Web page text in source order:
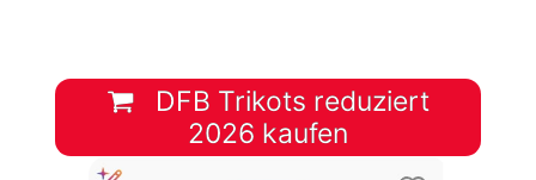
DFB Trikots reduziert
2026 kaufen